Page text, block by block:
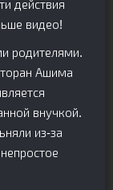
действия
видео!
родителями.
Ашима
внучкой.
из-за